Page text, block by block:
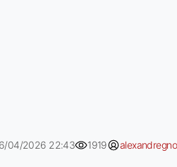
04/2026 22:43 1919